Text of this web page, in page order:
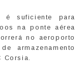
é suficiente para
na ponte aérea
no aeroporto
armazenamento